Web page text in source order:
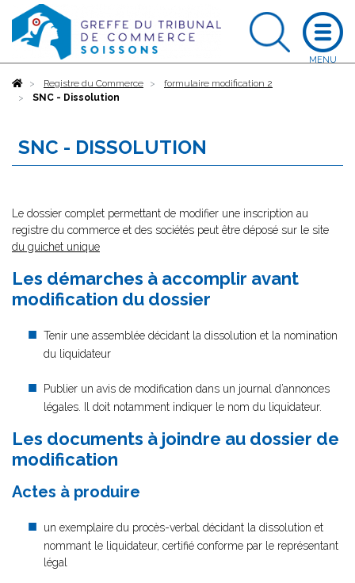
AccueilRegistre du Commerce
formulaire modification 2
SNC - Dissolution
SNC - DISSOLUTION
Le dossier complet permettant de modifier une inscription au
registre du commerce et des sociétés peut être déposé sur le site
du guichet unique
Les démarches à accomplir avant
modification du dossier
Tenir une assemblée décidant la dissolution et la nomination
du liquidateur
Publier un avis de modification dans un journal d’annonces
légales. Il doit notamment indiquer le nom du liquidateur.
Les documents à joindre au dossier de
modification
Actes à produire
un exemplaire du procès-verbal décidant la dissolution et
nommant le liquidateur, certifié conforme par le représentant
légal